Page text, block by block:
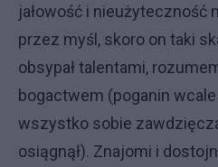
jałowość i nieużyteczność
przez myśl, skoro on taki
obsypał talentami,
bogactwem (poganin
wszystko sobie
osiągnął). Znajomi i